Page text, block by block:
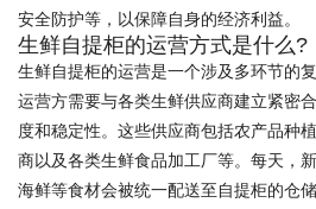
安全防护等，以保障自身的经济利益。
生鲜自提柜的运营方式是什么?
生鲜自提柜的运营是一个涉及多环节的
运营方需要与各类生鲜供应商建立紧密
度和稳定性。这些供应商包括农产品种
商以及各类生鲜食品加工厂等。每天，
海鲜等食材会被统一配送至自提柜的仓